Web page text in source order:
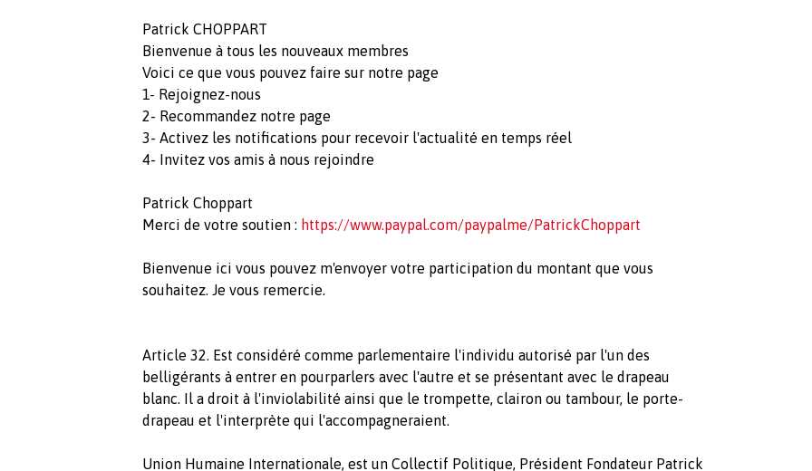
Patrick CHOPPART
Bienvenue à tous les nouveaux membres
Voici ce que vous pouvez faire sur notre page
1- Rejoignez-nous
2- Recommandez notre page
3- Activez les notifications pour recevoir l'actualité en temps réel
4- Invitez vos amis à nous rejoindre
Patrick Choppart
Merci de votre soutien : https://www.paypal.com/paypalme/PatrickChoppart
Bienvenue ici vous pouvez m'envoyer votre participation du montant que vous
souhaitez. Je vous remercie.
Article 32. Est considéré comme parlementaire l'individu autorisé par l'un des
belligérants à entrer en pourparlers avec l'autre et se présentant avec le drapeau
blanc. Il a droit à l'inviolabilité ainsi que le trompette, clairon ou tambour, le porte-
drapeau et l'interprète qui l'accompagneraient.
Union Humaine Internationale, est un Collectif Politique, Président Fondateur Patrick